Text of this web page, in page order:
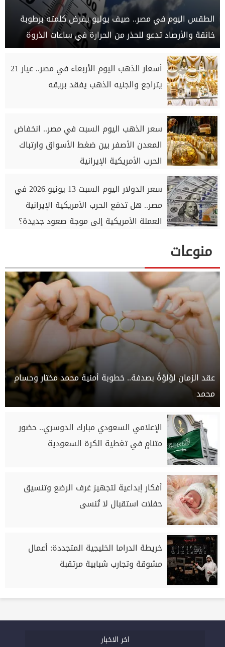
الطقس اليوم في مصر.. صيف يوليو يفرض كلمته برطوبة
خانقة والأرصاد تدعو للحذر من الحرارة في ساعات الذروة
أسعار الذهب اليوم الأربعاء في مصر.. عيار 21
يتراجع والجنيه الذهب يفقد بريقه
سعر الذهب اليوم السبت في مصر.. انخفاض
المعدن الأصفر بين ضغط الأسواق وارتباك
الحرب الأمريكية الإيرانية
سعر الدولار اليوم السبت 13 يونيو 2026 في
مصر.. هل تدفع الحرب الأمريكية الإيرانية
العملة الأمريكية إلى موجة صعود جديدة؟
منوعات
عقد الزمان لؤلؤةً بصدفة.. خطوبة أمنية محمد مختار وحسام
محمد
الإعلامي السعودي مبارك الدوسري.. حضور
متنامٍ في تغطية الكرة السعودية
أفكار إبداعية لتجهيز غرف الرضع وتنسيق
حفلات استقبال لا تُنسى
خريطة الدراما الخليجية المتجددة: أعمال
مشوقة وتجارب شبابية مرتقبة
اخر الاخبار